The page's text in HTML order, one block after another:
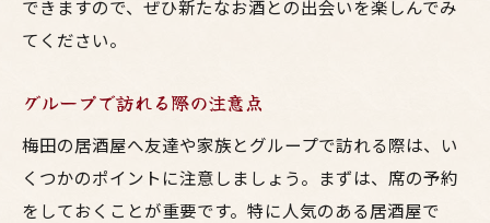
できますので、ぜひ新たなお酒との出会いを楽しんでみ
てください。
グループで訪れる際の注意点
梅田の居酒屋へ友達や家族とグループで訪れる際は、い
くつかのポイントに注意しましょう。まずは、席の予約
をしておくことが重要です。特に人気のある居酒屋で